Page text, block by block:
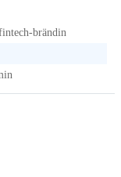
brändin